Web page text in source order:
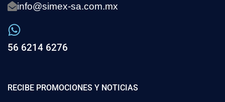
info@simex-sa.com.mx
56 6214 6276
RECIBE PROMOCIONES Y NOTICIAS